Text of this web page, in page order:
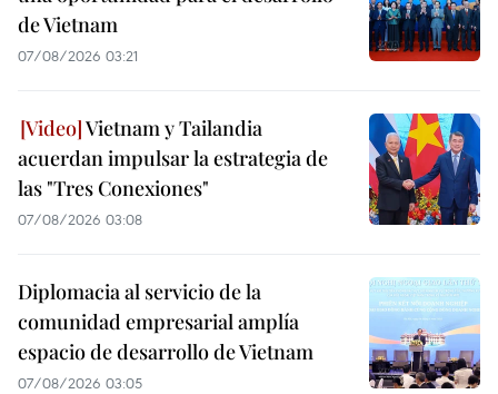
de Vietnam
07/08/2026 03:21
Vietnam y Tailandia
acuerdan impulsar la estrategia de
las "Tres Conexiones"
07/08/2026 03:08
Diplomacia al servicio de la
comunidad empresarial amplía
espacio de desarrollo de Vietnam
07/08/2026 03:05